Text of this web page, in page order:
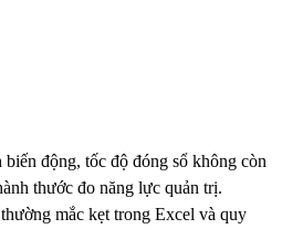
động, tốc độ đóng sổ không còn
thước đo năng lực quản trị.
mắc kẹt trong Excel và quy